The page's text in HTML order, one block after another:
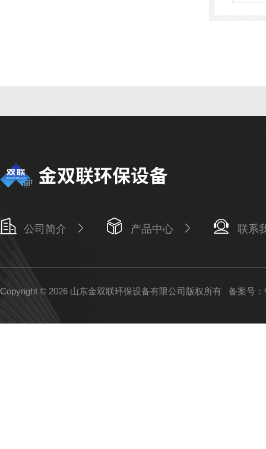
公司简介 产品中心 联系
Copyright © 2026 山东金双联环保设备有限公司版权所有 备案号